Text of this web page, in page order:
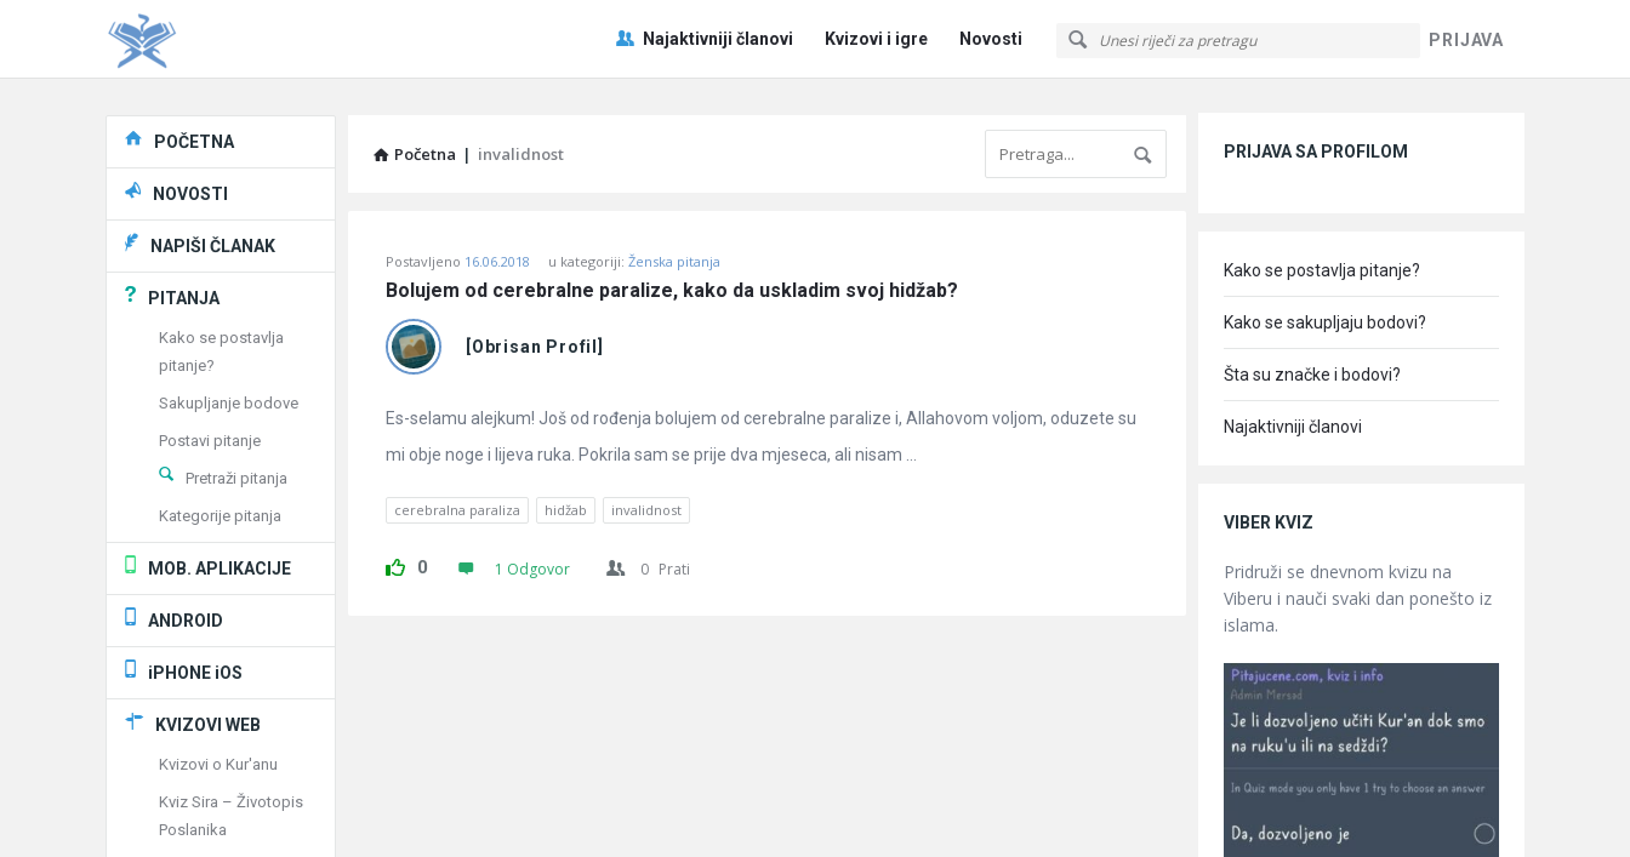
PRIJAVA
Pitaj
Učene
Najaktivniji članovi Kvizovi i igre Novosti
Početna | invalidnost
Učene
Latest
Pitanja
Postavljeno 16.06.2018 u kategoriji: Ženska pitanja
Bolujem od cerebralne paralize, kako da uskladim svoj hidžab?
[Obrisan Profil]
Es-selamu alejkum! Još od rođenja bolujem od cerebralne paralize i, Allahovom voljom, oduzete su
mi obje noge i lijeva ruka. Pokrila sam se prije dva mjeseca, ali nisam ...
cerebralna paraliza hidžab invalidnost
0 1 Odgovor 0 Prati
PRIJAVA SA PROFILOM
Kako se postavlja pitanje?
Kako se sakupljaju bodovi?
Šta su značke i bodovi?
Najaktivniji članovi
VIBER KVIZ
Pridruži se dnevnom kvizu na
Viberu i nauči svaki dan ponešto iz
islama.
Explore
POČETNA
NOVOSTI
NAPIŠI ČLANAK
PITANJA
Kako se postavlja
pitanje?
Sakupljanje bodove
Postavi pitanje
Pretraži pitanja
Kategorije pitanja
MOB. APLIKACIJE
ANDROID
iPHONE iOS
KVIZOVI WEB
Kvizovi o Kur'anu
Kviz Sira – Životopis
Poslanika